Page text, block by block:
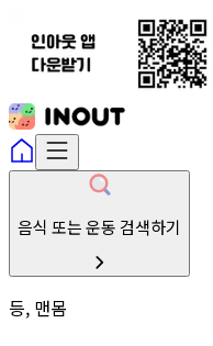
음식 또는 운동 검색하기
등, 맨몸